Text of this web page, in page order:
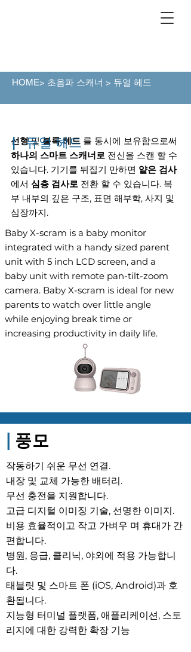
HOME> 초음파 스캐너 > 듀얼 헤드
선형및볼록 헤드 를 동시에 보유함으로써
하나의 스마트 스캐너로 전신을 스캔 할 수
있습니다. 기기를 뒤집기 만하면 얕은 검사
에서 심층 검사로 전환 할 수 있습니다. 복
부 내부의 깊은 구조, 표면 해부학, 사지 및
심장까지.
Baby X-scram is a baby monitor
integrated with a handy sized parent
unit with 5 inch LCD screen, and a
baby unit with remote pan-tilt-zoom
camera. Baby X-scram is ideal for new
parents to watch over little angle
while enjoying break time or
increasing productivity in daily life.
| 듀얼 헤드
풍모
작동하기 쉬운 무선 연결.
내장 및 교체 가능한 배터리.
무선 충전을 지원합니다.
고급 디지털 이미징 기술, 선명한 이미지.
비용 효율적이고 작고 가벼우 며 휴대가 간
편합니다.
병원, 응급, 클리닉, 야외에 적용 가능합니
다.
태블릿 및 스마트 폰 (iOS, Android)과 호
환됩니다.
지능형 터미널 플랫폼, 애플리케이션, 스토
리지에 대한 강력한 확장 기능